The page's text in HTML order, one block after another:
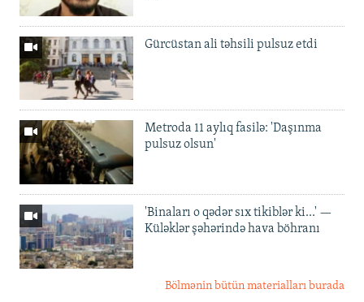
Gürcüstan ali təhsili pulsuz etdi
Metroda 11 aylıq fasilə: 'Daşınma
pulsuz olsun'
'Binaları o qədər sıx tikiblər ki...' —
Küləklər şəhərində hava böhranı
Bölmənin bütün materialları burada